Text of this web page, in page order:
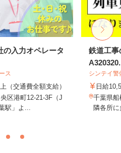
の入力オペレータ
ス
（交通費全額支給）
区港町12-21-3F（J
駅」よ...
鉄道工事
シンテイ
日給
千葉県
隣各所